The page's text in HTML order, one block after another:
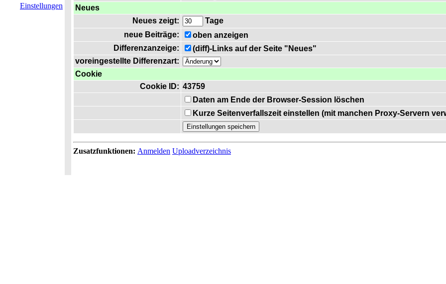
Einstellungen
Neues
Neues zeigt:
Tage
neue Beiträge:
oben anzeigen
Differenzanzeige:
(diff)-Links auf der Seite "Neues"
voreingestellte Differenzart:
Cookie
Cookie ID: 43759
Daten am Ende der Browser-Session löschen
Kurze Seitenverfallszeit einstellen (mit manchen Proxy-Servern
Zusatzfunktionen: Anmelden Uploadverzeichnis